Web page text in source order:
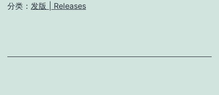
分类： 发版 | Releases